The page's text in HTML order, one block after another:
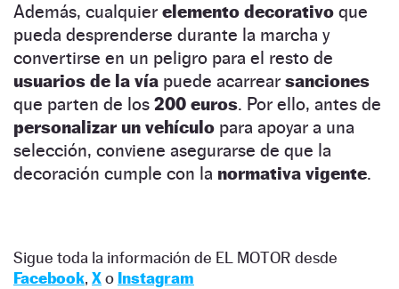
Además, cualquier elemento decorativo que
pueda desprenderse durante la marcha y
convertirse en un peligro para el resto de
usuarios de la vía puede acarrear sanciones
que parten de los 200 euros. Por ello, antes de
personalizar un vehículo para apoyar a una
selección, conviene asegurarse de que la
decoración cumple con la normativa vigente.
Sigue toda la información de EL MOTOR desde
Facebook, Xo Instagram